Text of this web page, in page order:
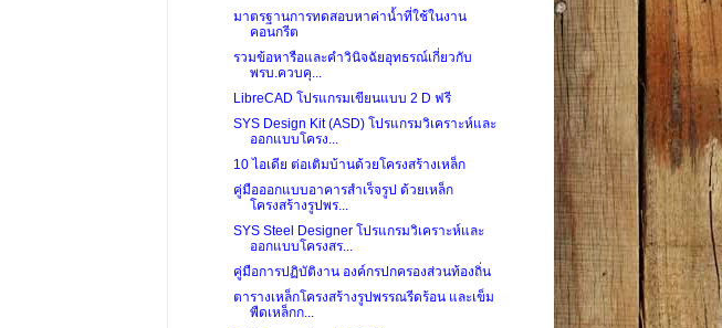
มาตรฐานการทดสอบหาค่าน้ำที่ใช้ในงาน
คอนกรีต
รวมข้อหารือและคำวินิจฉัยอุทธรณ์เกี่ยวกับ
พรบ.ควบคุ...
LibreCAD โปรแกรมเขียนแบบ 2 D ฟรี
SYS Design Kit (ASD) โปรแกรมวิเคราะห์และ
ออกแบบโครง...
10 ไอเดีย ต่อเติมบ้านด้วยโครงสร้างเหล็ก
คู่มือออกแบบอาคารสำเร็จรูป ด้วยเหล็ก
โครงสร้างรูปพร...
SYS Steel Designer โปรแกรมวิเคราะห์และ
ออกแบบโครงสร...
คู่มือการปฏิบัติงาน องค์กรปกครองส่วนท้องถิ่น
ตารางเหล็กโครงสร้างรูปพรรณรีดร้อน และเข็ม
พืดเหล็กก...